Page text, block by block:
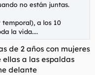
no están juntas.
a los 10
la vida....
de 2 años con mujeres
a las espaldas
delante